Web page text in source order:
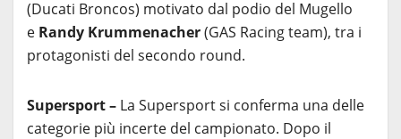
(Ducati Broncos) motivato dal podio del Mugello
e Randy Krummenacher(GAS Racing team), tra i
protagonisti del secondo round.
Supersport – La Supersport si conferma una delle
categorie più incerte del campionato. Dopo il